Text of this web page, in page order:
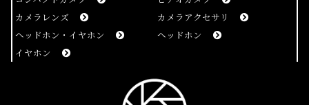
カメラレンズ
カメラアクセサリ
ヘッドホン・イヤホン
ヘッドホン
イヤホン